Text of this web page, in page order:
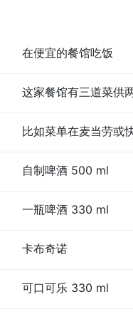
在便宜的餐馆吃饭
这家餐馆有三道菜供
比如菜单在麦当劳或
自制啤酒 500 ml
一瓶啤酒 330 ml
卡布奇诺
可口可乐 330 ml